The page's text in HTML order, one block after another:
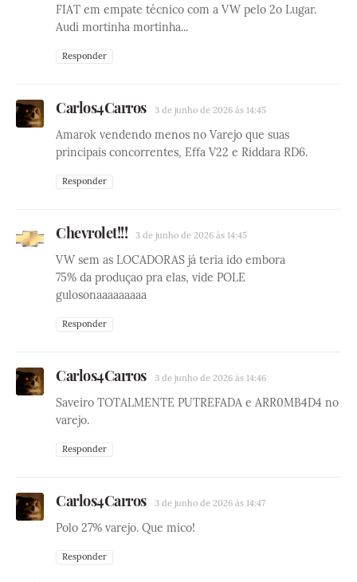
FIAT em empate técnico com a VW pelo 2o Lugar.
Audi mortinha mortinha...
Responder
Carlos4Carros 3 de junho de 2026 às 14:45
Amarok vendendo menos no Varejo que suas
principais concorrentes, Effa V22 e Riddara RD6.
Responder
Chevrolet!!! 3 de junho de 2026 às 14:45
VW sem as LOCADORAS já teria ido embora
75% da produçao pra elas, vide POLE
gulosonaaaaaaaaa
Responder
Carlos4Carros 3 de junho de 2026 às 14:46
Saveiro TOTALMENTE PUTREFADA e ARR0MB4D4 no
varejo.
Responder
Carlos4Carros 3 de junho de 2026 às 14:47
Polo 27% varejo. Que mico!
Responder